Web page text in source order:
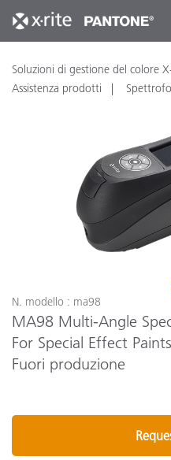
Soluzioni di gestione del colore
Assistenza prodotti
N. modello : ma98
MA98 Multi-Angle
For Special Effect Paints
Fuori produzione